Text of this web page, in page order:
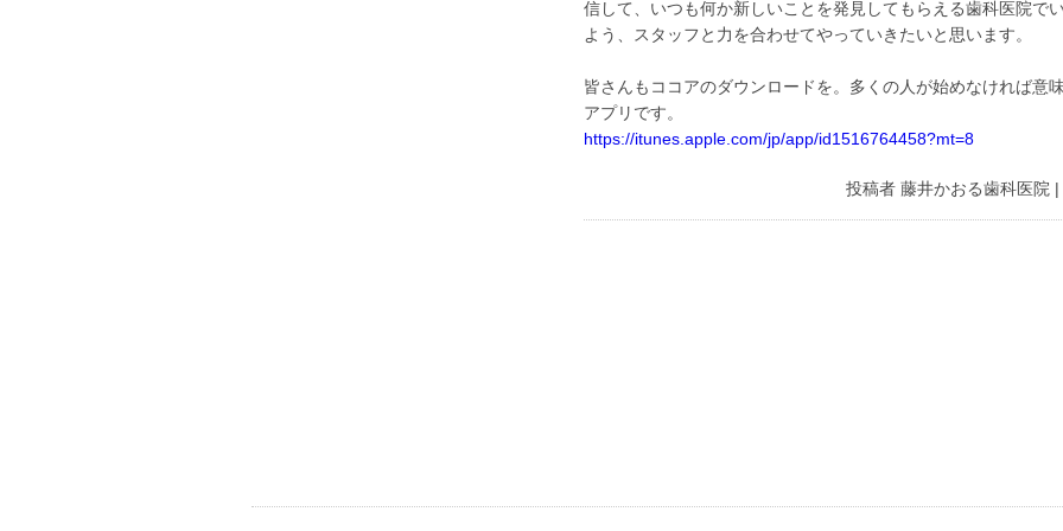
信して、いつも何か新しいことを発見してもらえる歯科医院で
よう、スタッフと力を合わせてやっていきたいと思います。
皆さんもココアのダウンロードを。多くの人が始めなければ意
アプリです。
https://itunes.apple.com/jp/app/id1516764458?mt=8
投稿者藤井かおる歯科医院